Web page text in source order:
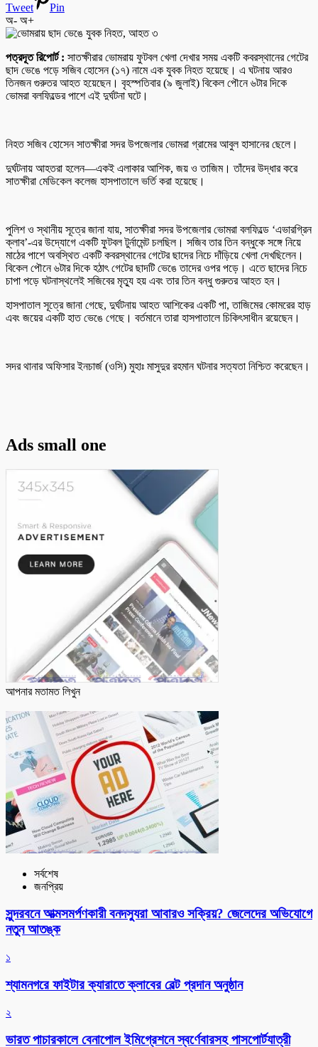
Tweet
Pin
অ- অ+
পত্রদূত রিপোর্ট : সাতক্ষীরার ভোমরায় ফুটবল খেলা দেখার সময় একটি কবরস্থানের গেটের
ছাদ ভেঙে পড়ে সজিব হোসেন (১৭) নামে এক যুবক নিহত হয়েছে। এ ঘটনায় আরও
তিনজন গুরুতর আহত হয়েছেন। বৃহস্পতিবার (৯ জুলাই) বিকেল পৌনে ৬টার দিকে
ভোমরা বলফিল্ডের পাশে এই দুর্ঘটনা ঘটে।
নিহত সজিব হোসেন সাতক্ষীরা সদর উপজেলার ভোমরা গ্রামের আবুল হাসানের ছেলে।
দুর্ঘটনায় আহতরা হলেন—একই এলাকার আশিক, জয় ও তাজিম। তাঁদের উদ্ধার করে
সাতক্ষীরা মেডিকেল কলেজ হাসপাতালে ভর্তি করা হয়েছে।
পুলিশ ও স্থানীয় সূত্রে জানা যায়, সাতক্ষীরা সদর উপজেলার ভোমরা বলফিল্ডে ‘এভারগ্রিন
ক্লাব’-এর উদ্যোগে একটি ফুটবল টুর্নামেন্ট চলছিল। সজিব তার তিন বন্ধুকে সঙ্গে নিয়ে
মাঠের পাশে অবস্থিত একটি কবরস্থানের গেটের ছাদের নিচে দাঁড়িয়ে খেলা দেখছিলেন।
বিকেল পৌনে ৬টার দিকে হঠাৎ গেটের ছাদটি ভেঙে তাদের ওপর পড়ে। এতে ছাদের নিচে
চাপা পড়ে ঘটনাস্থলেই সজিবের মৃত্যু হয় এবং তার তিন বন্ধু গুরুতর আহত হন।
হাসপাতাল সূত্রে জানা গেছে, দুর্ঘটনায় আহত আশিকের একটি পা, তাজিমের কোমরের হাড়
এবং জয়ের একটি হাত ভেঙে গেছে। বর্তমানে তারা হাসপাতালে চিকিৎসাধীন রয়েছেন।
সদর থানার অফিসার ইনচার্জ (ওসি) মুহাঃ মাসুদুর রহমান ঘটনার সত্যতা নিশ্চিত করেছেন।
Ads small one
আপনার মতামত লিখুন
সর্বশেষ
জনপ্রিয়
সুন্দরবনে আত্মসমর্পণকারী বনদস্যুরা আবারও সক্রিয়? জেলেদের অভিযোগে
নতুন আতঙ্ক
১
শ্যামনগরে ফাইটার ক্যারাতে ক্লাবের বেল্ট প্রদান অনুষ্ঠান
২
ভারত পাচারকালে বেনাপোল ইমিগ্রেশনে স্বর্ণেবারসহ পাসপোর্টযাত্রী